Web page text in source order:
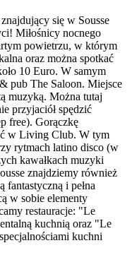
się w Sousse
Miłośnicy nocnego
powietrzu, w którym
oraz można spotkać
10 Euro. W samym
pub The Saloon. Miejsce
muzyką. Można tutaj
przyjaciół spędzić
free). Gorączkę
w Living Club. W tym
rytmach latino disco (w
kawałkach muzyki
znajdziemy również
fantastyczną i pełna
w sobie elementy
restauracje: "Le
kuchnią oraz "Le
kuchni